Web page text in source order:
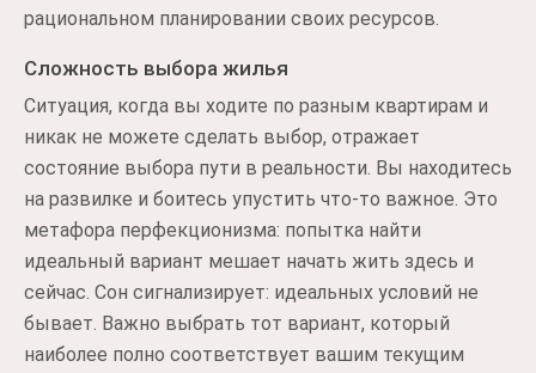
рациональном планировании своих ресурсов.
Сложность выбора жилья
Ситуация, когда вы ходите по разным квартирам и
никак не можете сделать выбор, отражает
состояние выбора пути в реальности. Вы находитесь
на развилке и боитесь упустить что-то важное. Это
метафора перфекционизма: попытка найти
идеальный вариант мешает начать жить здесь и
сейчас. Сон сигнализирует: идеальных условий не
бывает. Важно выбрать тот вариант, который
наиболее полно соответствует вашим текущим